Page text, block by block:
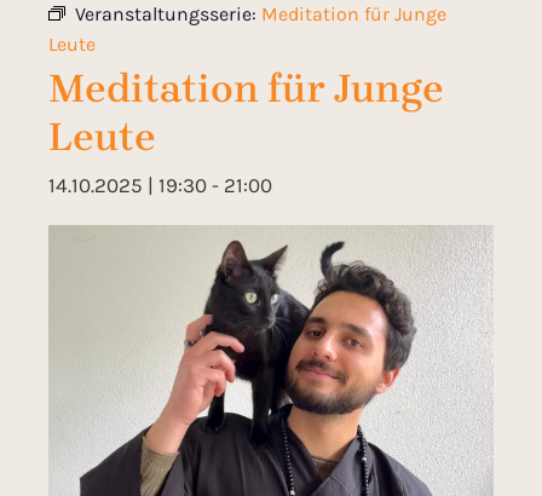
Veranstaltungsserie: Meditation für Junge
Leute
Meditation für Junge
Leute
14.10.2025 | 19:30 - 21:00